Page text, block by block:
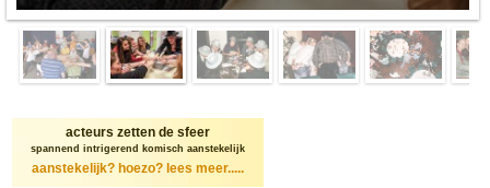
acteurs zetten de sfeer
spannend intrigerend komisch aanstekelijk
aanstekelijk? hoezo? lees meer.....